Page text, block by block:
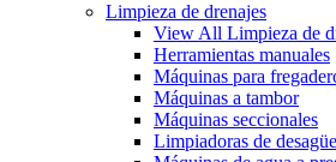
Limpieza de drenajes
View All Limpieza de
Herramientas manuales
Máquinas para
Máquinas a tambor
Máquinas seccionales
Limpiadoras de